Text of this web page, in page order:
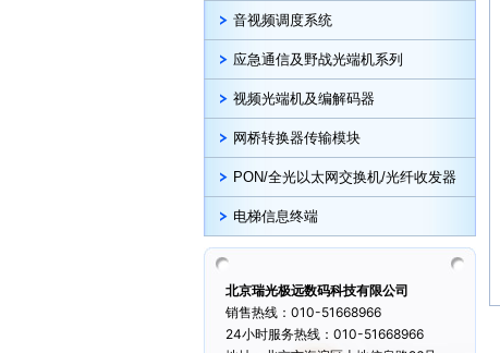
音视频调度系统
应急通信及野战光端机系列
视频光端机及编解码器
网桥转换器传输模块
PON/全光以太网交换机/光纤收发器
电梯信息终端
北京瑞光极远数码科技有限公司
销售热线：010-51668966
24小时服务热线：010-51668966